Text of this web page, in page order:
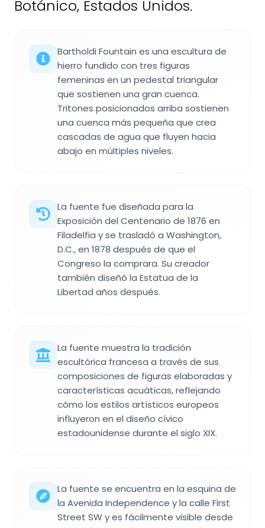
Botánico, Estados Unidos.
Bartholdi Fountain es una escultura de
hierro fundido con tres figuras
femeninas en un pedestal triangular
que sostienen una gran cuenca.
Tritones posicionados arriba sostienen
una cuenca más pequeña que crea
cascadas de agua que fluyen hacia
abajo en múltiples niveles.
La fuente fue diseñada para la
Exposición del Centenario de 1876 en
Filadelfia y se trasladó a Washington,
D.C., en 1878 después de que el
Congreso la comprara. Su creador
también diseñó la Estatua de la
Libertad años después.
La fuente muestra la tradición
escultórica francesa a través de sus
composiciones de figuras elaboradas y
características acuáticas, reflejando
cómo los estilos artísticos europeos
influyeron en el diseño cívico
estadounidense durante el siglo XIX.
La fuente se encuentra en la esquina de
la Avenida Independence y la calle First
Street SW y es fácilmente visible desde